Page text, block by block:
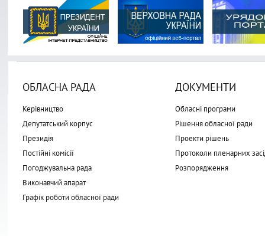
ОБЛАСНА РАДА
Керівництво
Депутатський корпус
Президія
Постійні комісії
Погоджувальна рада
Виконавчий апарат
Графік роботи обласної ради
ДОКУМЕНТИ
Обласні програми
Рішення обласної ради
Проекти рішень
Протоколи пленарних
Розпорядження